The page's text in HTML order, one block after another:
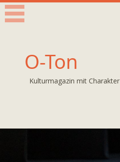
O-Ton
Kulturmagazin mit Charakter